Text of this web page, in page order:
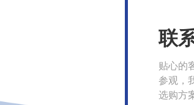
联
贴心的
参观，
选购方